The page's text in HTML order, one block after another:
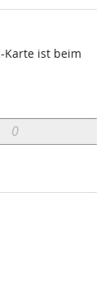
Karte ist beim